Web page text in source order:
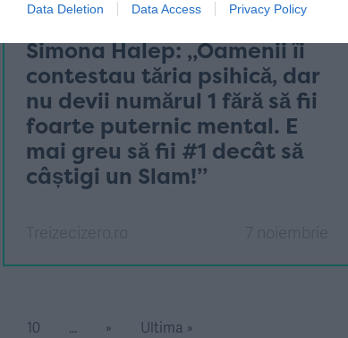
Data Deletion Data Access Privacy Policy
Darren Cahill, despre
Simona Halep: „Oamenii îi
contestau tăria psihică, dar
nu devii numărul 1 fără să fii
foarte puternic mental. E
mai greu să fii #1 decât să
câștigi un Slam!”
10 ... » Ultima »